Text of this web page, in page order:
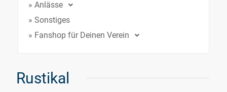
» Anlässe
» Sonstiges
» Fanshop für Deinen Verein
Rustikal